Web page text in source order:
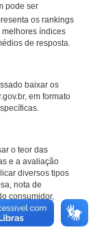
pode ser
os rankings
melhores índices
de resposta.
baixar os
em formato
o teor das
e a avaliação
diversos tipos
nota de
consumidor,